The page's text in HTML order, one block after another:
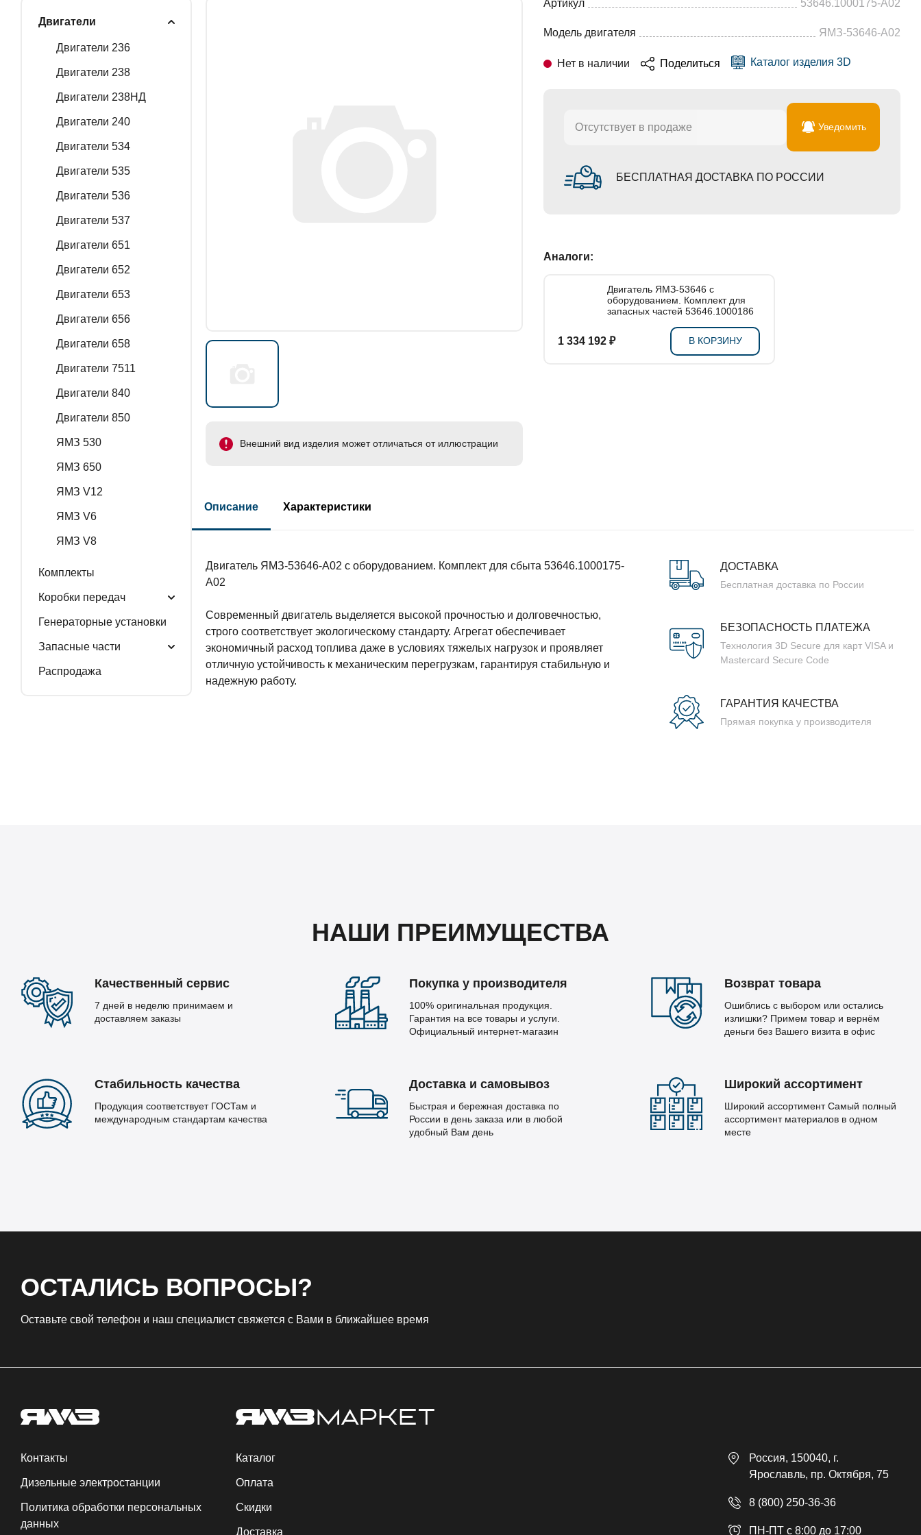
ЯМЗ V8
Двигатели
Двигатели 236
Двигатели 238
Двигатели 238НД
Двигатели 240
Двигатели 534
Двигатели 535
Двигатели 536
Двигатели 537
Двигатели 651
Двигатели 652
Двигатели 653
Двигатели 656
Двигатели 658
Двигатели 7511
Двигатели 840
Двигатели 850
ЯМЗ 530
ЯМЗ 650
ЯМЗ V12
ЯМЗ V6
ЯМЗ V8
Комплекты
Коробки передач
Генераторные установки
Запасные части
Распродажа
Внешний вид изделия может отличаться от иллюстрации
Артикул 53646.1000175-А02
Модель двигателя ЯМЗ-53646-А02
Нет в наличии Поделиться Каталог изделия 3D
Отсутствует в продаже Уведомить
БЕСПЛАТНАЯ ДОСТАВКА ПО РОССИИ
Аналоги:
Двигатель ЯМЗ-53646 с
оборудованием. Комплект для
запасных частей 53646.1000186
1 334 192 ₽ В КОРЗИНУ
Описание Характеристики
Двигатель ЯМЗ-53646-А02 с оборудованием. Комплект для сбыта 53646.1000175-
А02
Современный двигатель выделяется высокой прочностью и долговечностью,
строго соответствует экологическому стандарту. Агрегат обеспечивает
экономичный расход топлива даже в условиях тяжелых нагрузок и проявляет
отличную устойчивость к механическим перегрузкам, гарантируя стабильную и
надежную работу.
ДОСТАВКА
Бесплатная доставка по России
БЕЗОПАСНОСТЬ ПЛАТЕЖА
Технология 3D Secure для карт VISA и
Mastercard Secure Code
ГАРАНТИЯ КАЧЕСТВА
Прямая покупка у производителя
НАШИ ПРЕИМУЩЕСТВА
Качественный сервис
7 дней в неделю принимаем и
доставляем заказы
Покупка у производителя
100% оригинальная продукция.
Гарантия на все товары и услуги.
Официальный интернет-магазин
Возврат товара
Ошиблись с выбором или остались
излишки? Примем товар и вернём
деньги без Вашего визита в офис
Стабильность качества
Продукция соответствует ГОСТам и
международным стандартам качества
Доставка и самовывоз
Быстрая и бережная доставка по
России в день заказа или в любой
удобный Вам день
Широкий ассортимент
Широкий ассортимент Самый полный
ассортимент материалов в одном
месте
ОСТАЛИСЬ ВОПРОСЫ?
Оставьте свой телефон и наш специалист свяжется с Вами в ближайшее время
Контакты
Дизельные электростанции
Политика обработки персональных
данных
Каталог
Оплата
Скидки
Доставка
Россия, 150040, г.
Ярославль, пр. Октября, 75
8 (800) 250-36-36
ПН-ПТ с 8:00 до 17:00